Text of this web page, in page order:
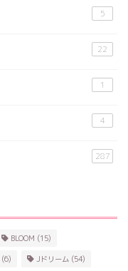
5
22
1
4
287
BLOOM (15)
(6) Jドリーム (54)